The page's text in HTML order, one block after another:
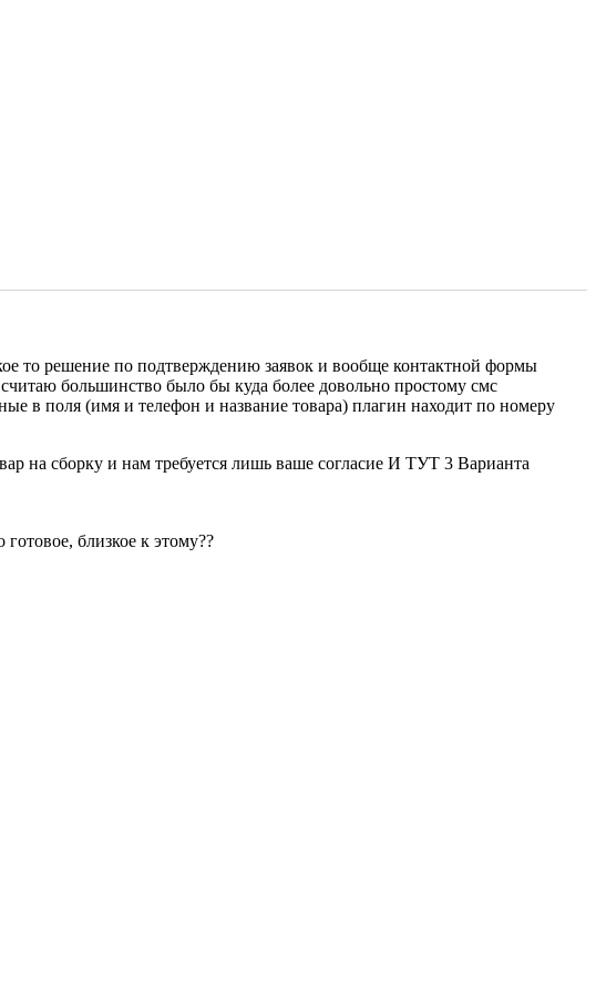
то решение по подтверждению заявок и вообще контактной формы
большинство было бы куда более довольно простому смс
в поля (имя и телефон и название товара) плагин находит по номеру
сборку и нам требуется лишь ваше согласие И ТУТ 3 Варианта
близкое к этому??